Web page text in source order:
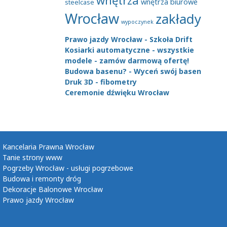
steelcase
Wrocław wypoczynek zakłady
Prawo jazdy Wrocław - Szkoła Drift
Kosiarki automatyczne - wszystkie
modele - zamów darmową ofertę!
Budowa basenu? - Wyceń swój basen
Druk 3D - fibometry
Ceremonie dźwięku Wrocław
Kancelaria Prawna Wrocław
Tanie strony www
Pogrzeby Wrocław - usługi pogrzebowe
Budowa i remonty dróg
Dekoracje Balonowe Wrocław
Prawo jazdy Wrocław